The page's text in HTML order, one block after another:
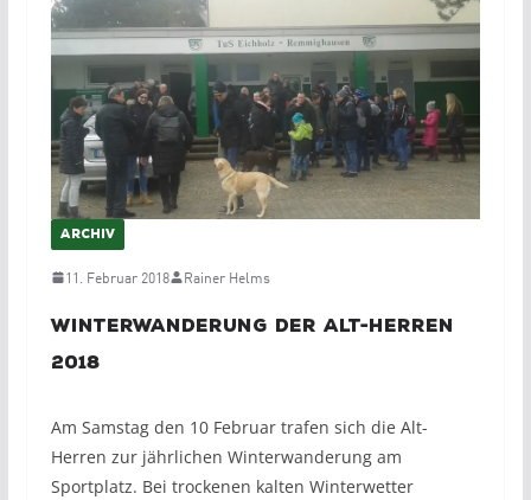
ARCHIV
11. Februar 2018 Rainer Helms
Winterwanderung der Alt-Herren
2018
Am Samstag den 10 Februar trafen sich die Alt-
Herren zur jährlichen Winterwanderung am
Sportplatz. Bei trockenen kalten Winterwetter